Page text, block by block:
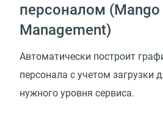
персоналом (Mango
Management)
Автоматически построит
персонала с учетом загрузки
нужного уровня сервиса.